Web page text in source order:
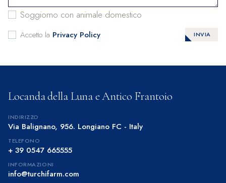
Soggiorno con animale domestico
Accetto la Privacy Policy INVIA
Locanda della Luna e Antico Frantoio
INDIRIZZO
Via Balignano, 956. Longiano FC - Italy
TELEFONO
+ 39 0547 665555
INFORMAZIONI
info@turchifarm.com